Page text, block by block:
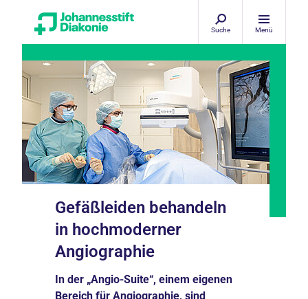
Suche Menü
Gefäßleiden behandeln
in hochmoderner
Angiographie
In der „Angio-Suite“, einem eigenen
Bereich für Angiographie, sind